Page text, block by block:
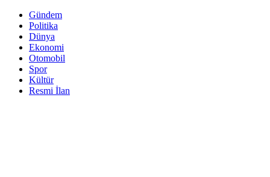
Gündem
Politika
Dünya
Ekonomi
Otomobil
Spor
Kültür
Resmi İlan